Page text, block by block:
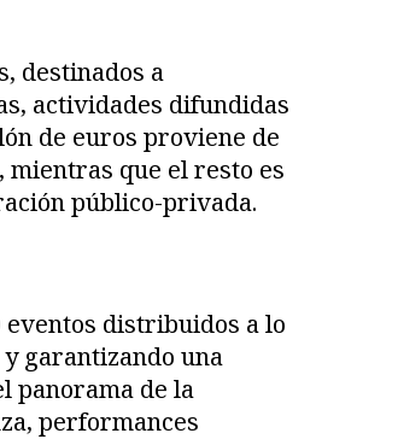
destinados a
actividades difundidas
de euros proviene de
que el resto es
público-privada.
eventos distribuidos a lo
garantizando una
panorama de la
performances